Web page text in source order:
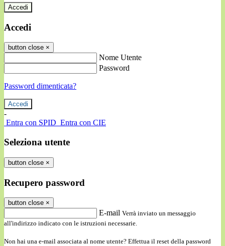
Accedi
Accedi
button close ×
Nome Utente
Password
Password dimenticata?
-
Entra con SPID Entra con CIE
Seleziona utente
button close ×
Recupero password
button close ×
E-mail Verrà inviato un messaggio
all'indirizzo indicato con le istruzioni necessarie.
Non hai una e-mail associata al nome utente? Effettua il reset della password